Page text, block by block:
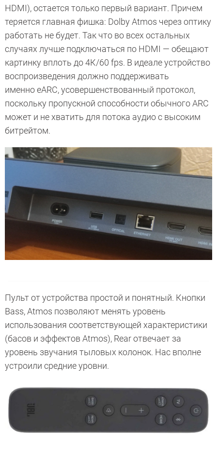
HDMI), остается только первый вариант. Причем
теряется главная фишка: Dolby Atmos через оптику
работать не будет. Так что во всех остальных
случаях лучше подключаться по HDMI — обещают
картинку вплоть до 4К/60 fps. В идеале устройство
воспроизведения должно поддерживать
именно eARC, усовершенствованный протокол,
поскольку пропускной способности обычного ARC
может и не хватить для потока аудио с высоким
битрейтом.
Пульт от устройства простой и понятный. Кнопки
Bass, Atmos позволяют менять уровень
использования соответствующей характеристики
(басов и эффектов Atmos), Rear отвечает за
уровень звучания тыловых колонок. Нас вполне
устроили средние уровни.